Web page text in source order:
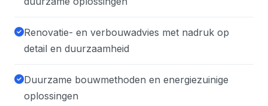
Renovatie- en verbouwadvies met nadruk op
detail en duurzaamheid
Duurzame bouwmethoden en energiezuinige
oplossingen